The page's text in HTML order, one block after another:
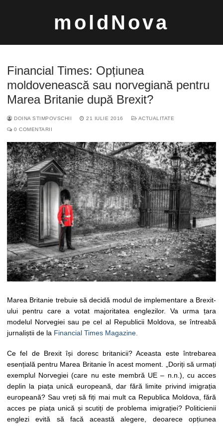
moldNova
după:
Financial Times: Opțiunea
moldovenească sau norvegiană pentru
Marea Britanie după Brexit?
DOINA STIMPOVSCHII 21 IULIE 2016
ACTUALITATE
0 COMENTARII
Marea Britanie trebuie să decidă modul de implementare a Brexit-
ului pentru care a votat majoritatea englezilor. Va urma țara
modelul Norvegiei sau pe cel al Republicii Moldova, se întreabă
jurnaliștii de la Financial Times Magazine.
Ce fel de Brexit își doresc britanicii? Aceasta este întrebarea
esențială pentru Marea Britanie în acest moment. „Doriți să urmați
exemplul Norvegiei (care nu este membră UE – n.n.), cu acces
deplin la piața unică europeană, dar fără limite privind imigrația
europeană? Sau vreți să fiți mai mult ca Republica Moldova, fără
acces pe piața unică și scutiți de problema imigrației? Politicienii
englezi evită să facă această alegere, deoarece opțiunea